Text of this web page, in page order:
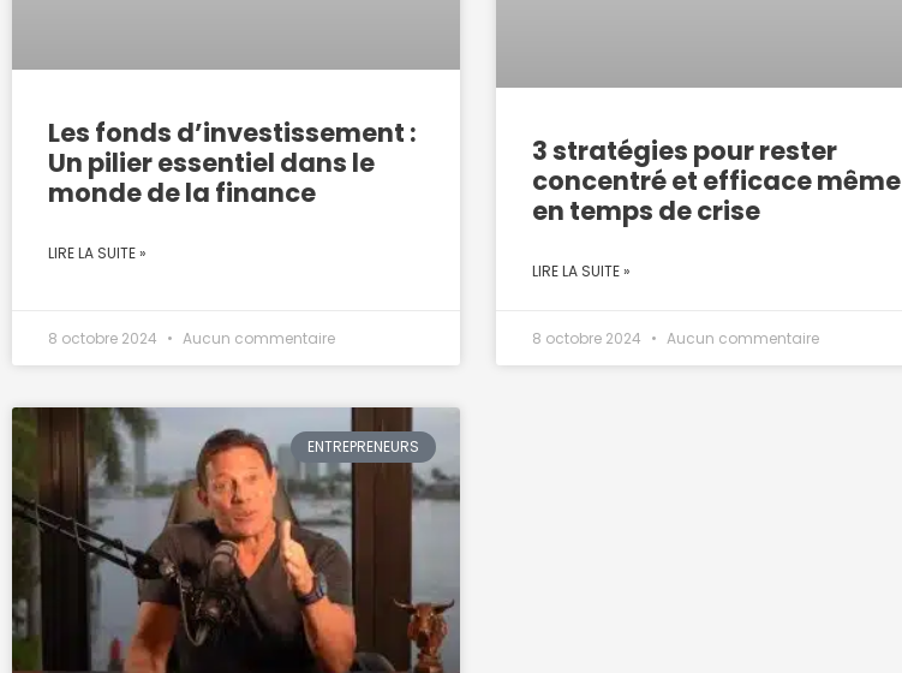
Les fonds d’investissement :
Un pilier essentiel dans le
monde de la finance
LIRE LA SUITE »
8 octobre 2024 Aucun commentaire
3 stratégies pour rester
concentré et efficace même
en temps de crise
LIRE LA SUITE »
8 octobre 2024 Aucun commentaire
ENTREPRENEURS